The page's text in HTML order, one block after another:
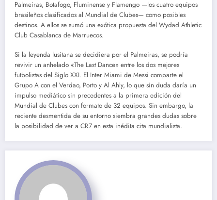
Palmeiras, Botafogo, Fluminense y Flamengo —los cuatro equipos
brasileños clasificados al Mundial de Clubes— como posibles
destinos. A ellos se sumó una exótica propuesta del Wydad Athletic
Club Casablanca de Marruecos.
Si la leyenda lusitana se decidiera por el Palmeiras, se podría
revivir un anhelado «The Last Dance» entre los dos mejores
futbolistas del Siglo XXI. El Inter Miami de Messi comparte el
Grupo A con el Verdao, Porto y Al Ahly, lo que sin duda daría un
impulso mediático sin precedentes a la primera edición del
Mundial de Clubes con formato de 32 equipos. Sin embargo, la
reciente desmentida de su entorno siembra grandes dudas sobre
la posibilidad de ver a CR7 en esta inédita cita mundialista.